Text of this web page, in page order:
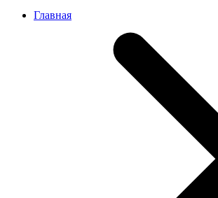
Главная